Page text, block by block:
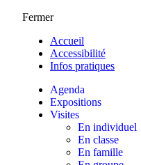
Fermer
Accueil
Accessibilité
Infos pratiques
Agenda
Expositions
Visites
En individuel
En classe
En famille